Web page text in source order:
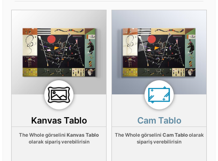
Kanvas Tablo
The Whole görselini Kanvas Tablo
olarak sipariş verebilirisin
Cam Tablo
The Whole görselini Cam Tabloolarak
sipariş verebilirisin